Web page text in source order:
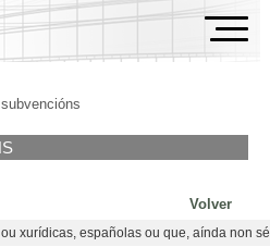
Volver
xurídicas, españolas ou que, aínda non